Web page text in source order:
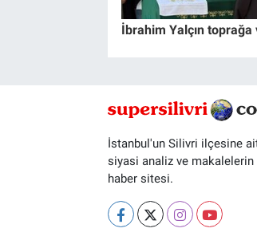
İbrahim Yalçın toprağa
İstanbul'un Silivri ilçesine
siyasi analiz ve makalelerin
haber sitesi.